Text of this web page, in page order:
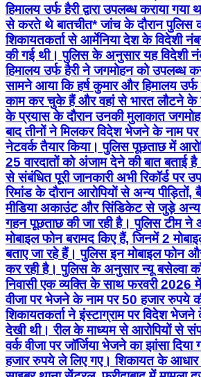
हिमालय उर्फ हैरी द्वारा उपलब्ध कराया
से करते थे बातचीत* जांच के दौरान पुलिस
शिकायतकर्ता से आर्मेनिया देश के विदेशी
की गई थी। पुलिस के अनुसार यह विदेशी
हिमालय उर्फ हैरी ने जगमोहन को उपलब्ध
सामने आया कि हर्ष कुमार और हिमालय उर्फ
काम कर चुके हैं और वहां से भारत लौटने के
के प्रयास के दौरान उनकी मुलाकात
बाद तीनों ने मिलकर विदेश भेजने के नाम
नेटवर्क तैयार किया। पुलिस पूछताछ में
25 वारदातों को अंजाम देने की बात बताई
से संबंधित पूरी जानकारी अभी रिकॉर्ड पर
रिमांड के दौरान आरोपियों से अन्य
मीडिया अकाउंट और सिंडिकेट से जुड़े
गहन पूछताछ की जा रही है। पुलिस टीम ने
मोबाइल फोन बरामद किए हैं, जिनमें 2
बताए जा रहे हैं। पुलिस इन मोबाइल फोन
कर रही है। पुलिस के अनुसार न्यू बसेल्वा
निवासी एक व्यक्ति के साथ फरवरी 2026 में
वीजा पर भेजने के नाम पर 50 हजार रुपये
शिकायतकर्ता ने इंस्टाग्राम पर विदेश
देखी थी। रील के माध्यम से आरोपियों से
वर्क वीजा पर जॉर्जिया भेजने का झांसा
हजार रुपये ले लिए गए। शिकायत के